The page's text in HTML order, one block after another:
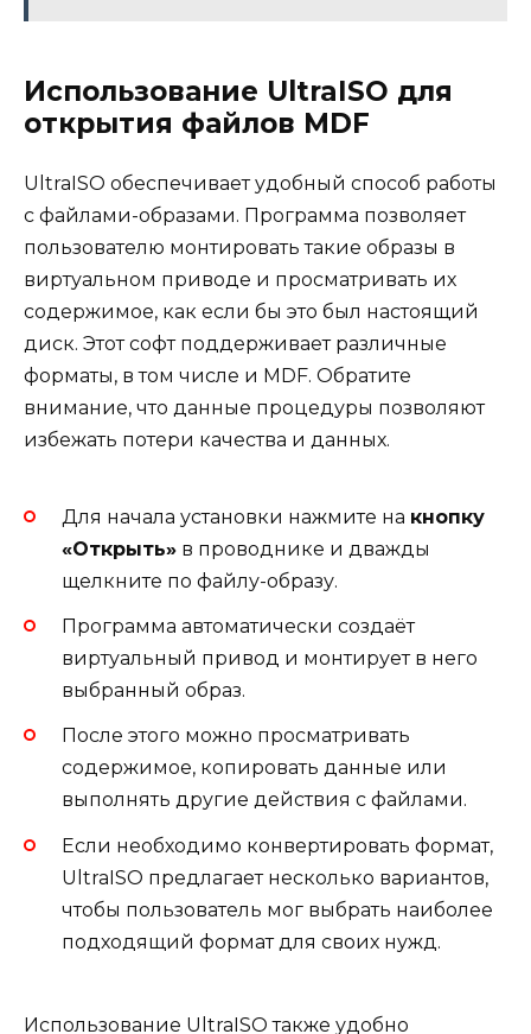
Использование UltraISO для
открытия файлов MDF
UltraISO обеспечивает удобный способ работы
с файлами-образами. Программа позволяет
пользователю монтировать такие образы в
виртуальном приводе и просматривать их
содержимое, как если бы это был настоящий
диск. Этот софт поддерживает различные
форматы, в том числе и MDF. Обратите
внимание, что данные процедуры позволяют
избежать потери качества и данных.
Для начала установки нажмите на кнопку
«Открыть» в проводнике и дважды
щелкните по файлу-образу.
Программа автоматически создаёт
виртуальный привод и монтирует в него
выбранный образ.
После этого можно просматривать
содержимое, копировать данные или
выполнять другие действия с файлами.
Если необходимо конвертировать формат,
UltraISO предлагает несколько вариантов,
чтобы пользователь мог выбрать наиболее
подходящий формат для своих нужд.
Использование UltraISO также удобно